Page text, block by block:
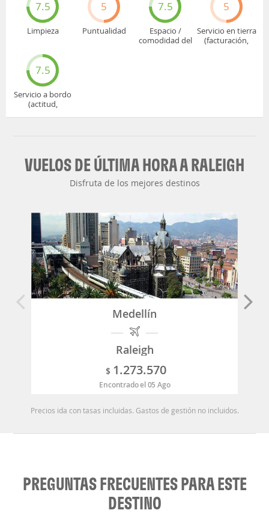
7.5
Limpieza
5
Puntualidad
7.5
Espacio /
comodidad del
5
Servicio en tierra
(facturación,
7.5
Servicio a bordo
(actitud,
VUELOS DE ÚLTIMA HORA A RALEIGH
Disfruta de los mejores destinos
Medellín
Raleigh
$ 1.273.570
Encontrado el 05 Ago
Precios ida con tasas incluidas. Gastos de gestión no incluidos.
PREGUNTAS FRECUENTES PARA ESTE
DESTINO